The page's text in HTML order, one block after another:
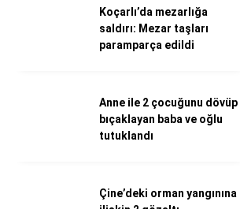
Koçarlı’da mezarlığa
saldırı: Mezar taşları
paramparça edildi
Anne ile 2 çocuğunu dövüp
bıçaklayan baba ve oğlu
tutuklandı
Çine’deki orman yangınına